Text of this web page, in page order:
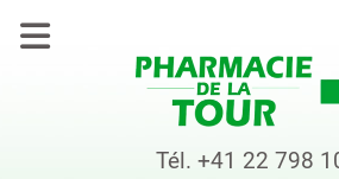
Tél. +41 22 798